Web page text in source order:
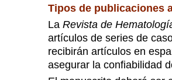
Tipos de publicaciones
La Revista de
artículos de series de
recibirán artículos en
asegurar la confiabilidad